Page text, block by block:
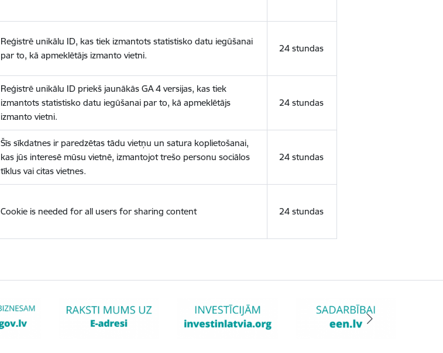
Reģistrē unikālu ID, kas tiek izmantots statistisko datu iegūšanai
par to, kā apmeklētājs izmanto vietni.
24 stundas
Reģistrē unikālu ID priekš jaunākās GA 4 versijas, kas tiek
izmantots statistisko datu iegūšanai par to, kā apmeklētājs
izmanto vietni.
24 stundas
Šīs sīkdatnes ir paredzētas tādu vietņu un satura koplietošanai,
kas jūs interesē mūsu vietnē, izmantojot trešo personu sociālos
tīklus vai citas vietnes.
24 stundas
Cookie is needed for all users for sharing content 24 stundas